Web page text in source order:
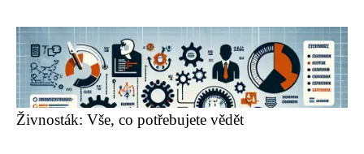
Živnosták: Vše, co potřebujete vědět